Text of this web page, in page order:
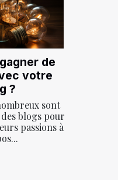
de
votre
?
sont
blogs pour
passions à